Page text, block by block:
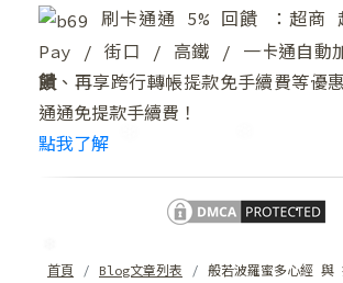
刷卡通通 5% 回饋 ：超
Pay / 街口 / 高鐵 / 一卡通自動
饋、再享跨行轉帳提款免手續費等優
通通免提款手續費！
點我了解
首頁 Blog文章列表 般若波羅蜜多心經
❄ ❄
❆